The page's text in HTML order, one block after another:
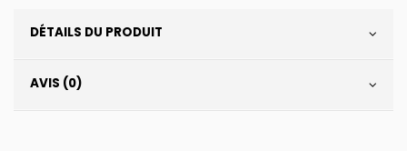
DÉTAILS DU PRODUIT
AVIS (0)